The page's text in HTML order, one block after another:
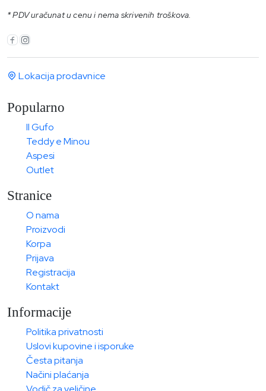
* PDV uračunat u cenu i nema skrivenih troškova.
Lokacija prodavnice
Popularno
Il Gufo
Teddy e Minou
Aspesi
Outlet
Stranice
O nama
Proizvodi
Korpa
Prijava
Registracija
Kontakt
Informacije
Politika privatnosti
Uslovi kupovine i isporuke
Česta pitanja
Načini plaćanja